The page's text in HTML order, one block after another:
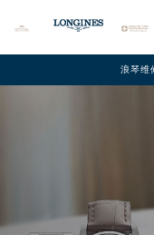
浪琴维
联系